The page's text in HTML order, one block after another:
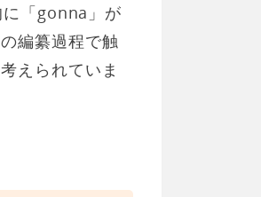
に「gonna」が
編纂過程で触
えられていま